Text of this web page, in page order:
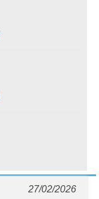
27/02/2026